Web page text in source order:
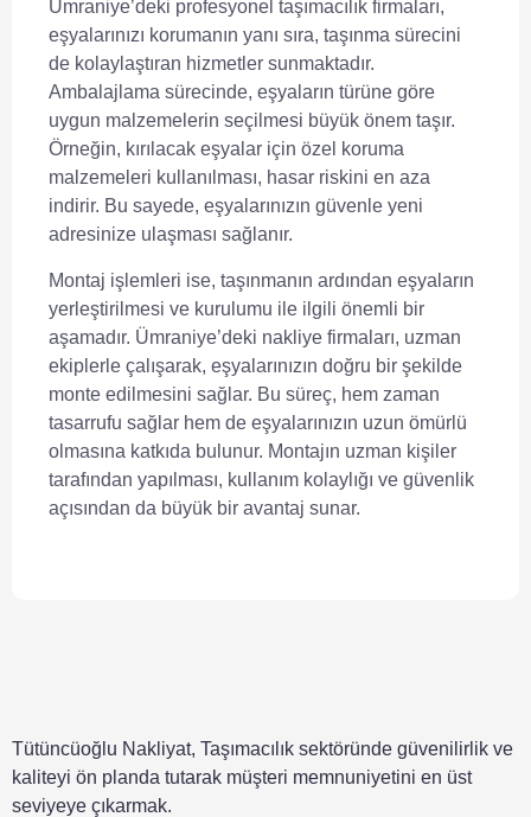
Ümraniye’deki profesyonel taşımacılık firmaları,
eşyalarınızı korumanın yanı sıra, taşınma sürecini
de kolaylaştıran hizmetler sunmaktadır.
Ambalajlama sürecinde, eşyaların türüne göre
uygun malzemelerin seçilmesi büyük önem taşır.
Örneğin, kırılacak eşyalar için özel koruma
malzemeleri kullanılması, hasar riskini en aza
indirir. Bu sayede, eşyalarınızın güvenle yeni
adresinize ulaşması sağlanır.
Montaj işlemleri ise, taşınmanın ardından eşyaların
yerleştirilmesi ve kurulumu ile ilgili önemli bir
aşamadır. Ümraniye’deki nakliye firmaları, uzman
ekiplerle çalışarak, eşyalarınızın doğru bir şekilde
monte edilmesini sağlar. Bu süreç, hem zaman
tasarrufu sağlar hem de eşyalarınızın uzun ömürlü
olmasına katkıda bulunur. Montajın uzman kişiler
tarafından yapılması, kullanım kolaylığı ve güvenlik
açısından da büyük bir avantaj sunar.
Tütüncüoğlu Nakliyat, Taşımacılık sektöründe güvenilirlik ve
kaliteyi ön planda tutarak müşteri memnuniyetini en üst
seviyeye çıkarmak.